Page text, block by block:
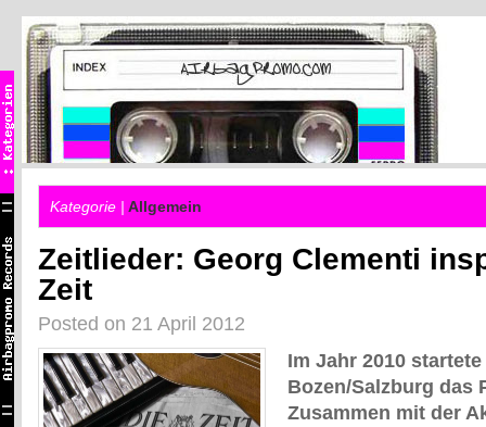
Kategorie | Allgemein
Zeitlieder: Georg Clementi
Zeit
Posted on 21 April 2012
Im Jahr 2010 startete
Bozen/Salzburg das
Zusammen mit der